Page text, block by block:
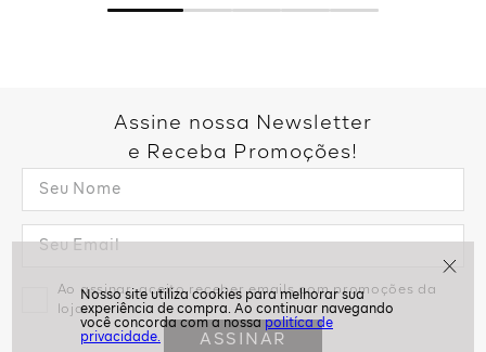
politíca de
privacidade.
Assine nossa Newsletter
e Receba Promoções!
Ao assinar, aceito receber emails com promoções da
loja
ASSINAR